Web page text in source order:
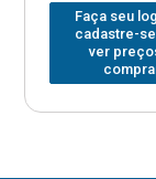
Faça seu
cadastre-
ver